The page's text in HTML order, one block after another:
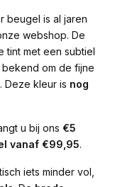
beugel is al jaren
webshop. De
tint met een subtiel
bekend om de fijne
Deze kleur is nog
u bij ons €5
vanaf €99,95.
iets minder vol,